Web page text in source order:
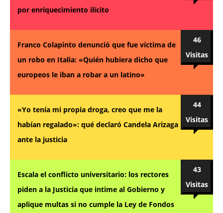
por enriquecimiento ilícito
Franco Colapinto denunció que fue víctima de
un robo en Italia: «Quién hubiera dicho que
europeos le iban a robar a un latino»
46
Visitas
«Yo tenía mi propia droga, creo que me la
habían regalado»: qué declaró Candela Arizaga
ante la justicia
44
Visitas
Escala el conflicto universitario: los rectores
piden a la Justicia que intime al Gobierno y
aplique multas si no cumple la Ley de Fondos
43
Visitas